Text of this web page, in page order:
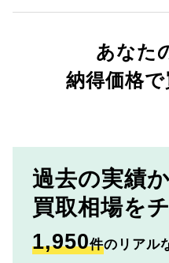
あなた
納得価格
過去の実績
買取相場を
1,950件のリアル